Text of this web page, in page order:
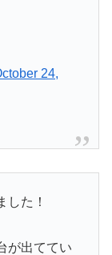
24,
した！
が出ててい